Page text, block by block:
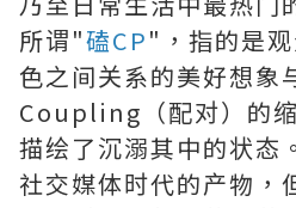
所谓"磕CP"，指的是
色之间关系的美好想象
Coupling（配对）的
描绘了沉溺其中的状态
社交媒体时代的产物，